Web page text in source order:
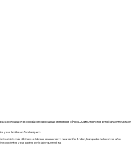
la licenciada en psicología con especialidad en manejos clínicos, Judith Andino nos brindó una entrevista en
y sus familias en Fundaniquem.
ha sido lo más difícil en sus labores en ese centro de atención. Andino, trabaja desde hace tres años
pacientes y sus padres por la labor que realiza.